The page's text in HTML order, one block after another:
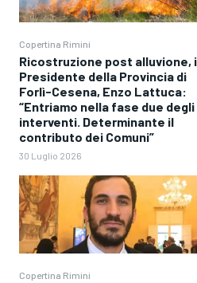
Copertina Rimini
Ricostruzione post alluvione,
Presidente della Provincia di
Forlì-Cesena, Enzo Lattuca:
“Entriamo nella fase due degli
interventi. Determinante il
contributo dei Comuni”
30 Luglio 2026
Copertina Rimini